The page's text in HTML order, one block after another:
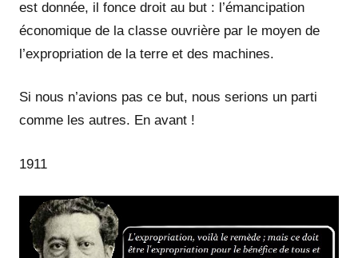
est donnée, il fonce droit au but : l’émancipation
économique de la classe ouvrière par le moyen de
l’expropriation de la terre et des machines.
Si nous n’avions pas ce but, nous serions un parti
comme les autres. En avant !
1911